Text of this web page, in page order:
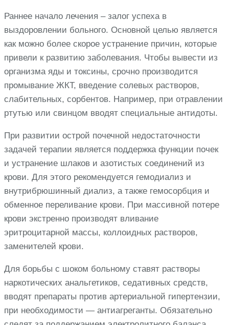
Раннее начало лечения – залог успеха в
выздоровлении больного. Основной целью является
как можно более скорое устранение причин, которые
привели к развитию заболевания. Чтобы вывести из
организма яды и токсины, срочно производится
промывание ЖКТ, введение солевых растворов,
слабительных, сорбентов. Например, при отравлении
ртутью или свинцом вводят специальные антидоты.
При развитии острой почечной недостаточности
задачей терапии является поддержка функции почек
и устранение шлаков и азотистых соединений из
крови. Для этого рекомендуется гемодиализ и
внутрибрюшинный диализ, а также гемосорбция и
обменное переливание крови. При массивной потере
крови экстренно производят вливание
эритроцитарной массы, коллоидных растворов,
заменителей крови.
Для борьбы с шоком больному ставят растворы
наркотических анальгетиков, седативных средств,
вводят препараты против артериальной гипертензии,
при необходимости — антиагреганты. Обязательно